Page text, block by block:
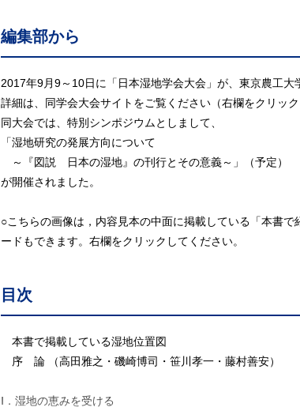
編集部から
2017年9月9～10日に「日本湿地学会大会」が、東京農工大
詳細は、同学会大会サイトをご覧ください（右欄をクリック
同大会では、特別シンポジウムとしまして、
「湿地研究の発展方向について
～『図説 日本の湿地』の刊行とその意義～」（予定）
が開催されました。
○こちらの画像は，内容見本の中面に掲載している「本書
ードもできます。右欄をクリックしてください。
目次
本書で掲載している湿地位置図
序 論 （高田雅之・磯崎博司・笹川孝一・藤村善安）
Ⅰ．湿地の恵みを受ける